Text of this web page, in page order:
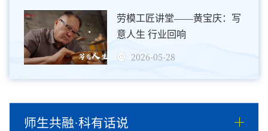
劳模工匠讲堂——黄宝庆：写
意人生 行业回响
2026-05-28
师生共融·科有话说